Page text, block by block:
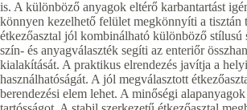
is. A különböző anyagok eltérő karbantartást
könnyen kezelhető felület megkönnyíti a tisztán
étkezőasztal jól kombinálható különböző stílusú
szín- és anyagválaszték segíti az enteriőr
kialakítását. A praktikus elrendezés javítja a
használhatóságát. A jól megválasztott
berendezési elem lehet. A minőségi